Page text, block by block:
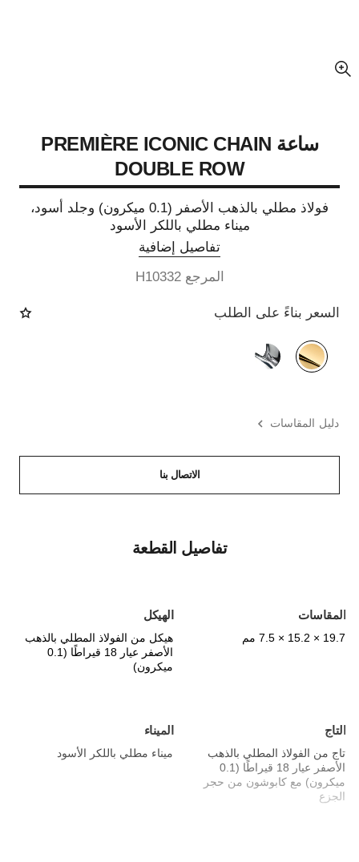
عرض مكبّر عن الصورة
ساعة PREMIÈRE ICONIC CHAIN
DOUBLE ROW
فولاذ مطلي بالذهب الأصفر (0.1 ميكرون) وجلد أسود،
ميناء مطلي باللكر الأسود
تفاصيل إضافية
المرجع H10332
السعر بناءً على الطلب
الصيغة البديلة
دليل المقاسات
الاتصال بنا
تفاصيل القطعة
المقاسات
19.7 × 15.2 × 7.5 مم
الهيكل
هيكل من الفولاذ المطلي بالذهب
الأصفر عيار 18 قيراطًا (0.1
ميكرون)
التاج
تاج من الفولاذ المطلي بالذهب
الأصفر عيار 18 قيراطًا (0.1
ميكرون) مع كابوشون من حجر
الجزع
الميناء
ميناء مطلي باللكر الأسود